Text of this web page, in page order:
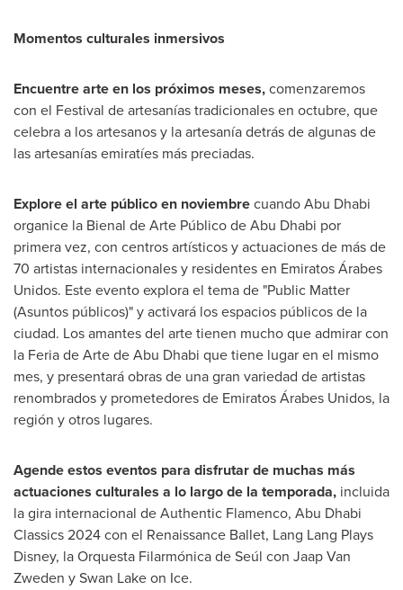
Momentos culturales inmersivos
Encuentre arte en los próximos meses,comenzaremos
con el Festival de artesanías tradicionales en octubre, que
celebra a los artesanos y la artesanía detrás de algunas de
las artesanías emiratíes más preciadas.
Explore el arte público en noviembrecuandoAbu Dhabi
organice la Bienal de Arte Público deAbu Dhabi por
primera vez, con centros artísticos y actuaciones de más de
70 artistas internacionales y residentes en Emiratos Árabes
Unidos. Este evento explora el tema de "Public Matter
(Asuntos públicos)" y activará los espacios públicos de la
ciudad. Los amantes del arte tienen mucho que admirar con
la Feria de Arte deAbu Dhabi que tiene lugar en el mismo
mes, y presentará obras de una gran variedad de artistas
renombrados y prometedores de Emiratos Árabes Unidos, la
región y otros lugares.
Agende estos eventos para disfrutar de muchas más
actuaciones culturales a lo largo de la temporada, incluida
la gira internacional de Authentic Flamenco, Abu Dhabi
Classics 2024 con el Renaissance Ballet, Lang Lang Plays
Disney, la Orquesta Filarmónica de Seúl con Jaap Van
Zweden y Swan Lake on Ice.